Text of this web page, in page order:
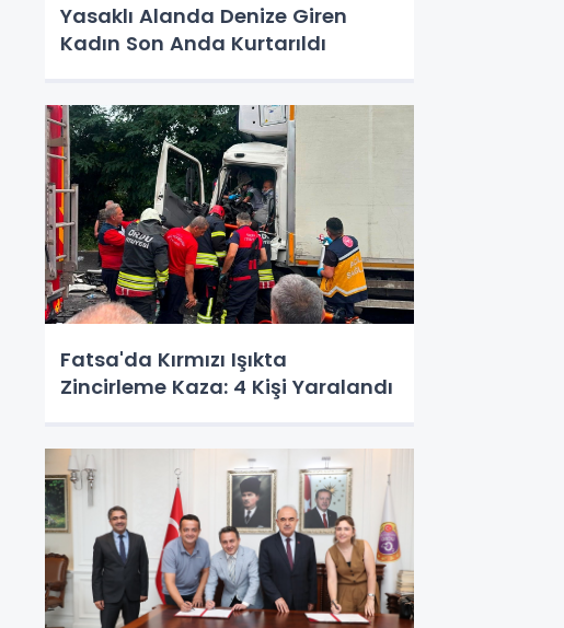
Yasaklı Alanda Denize Giren
Kadın Son Anda Kurtarıldı
Fatsa'da Kırmızı Işıkta
Zincirleme Kaza: 4 Kişi Yaralandı